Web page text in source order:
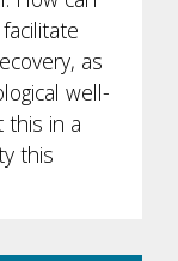
as
well-
this in a
this